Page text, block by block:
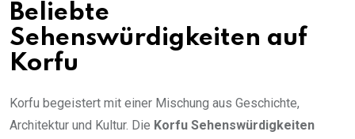
Beliebte
Sehenswürdigkeiten auf
Korfu
Korfu begeistert mit einer Mischung aus Geschichte,
Architektur und Kultur. Die Korfu Sehenswürdigkeiten